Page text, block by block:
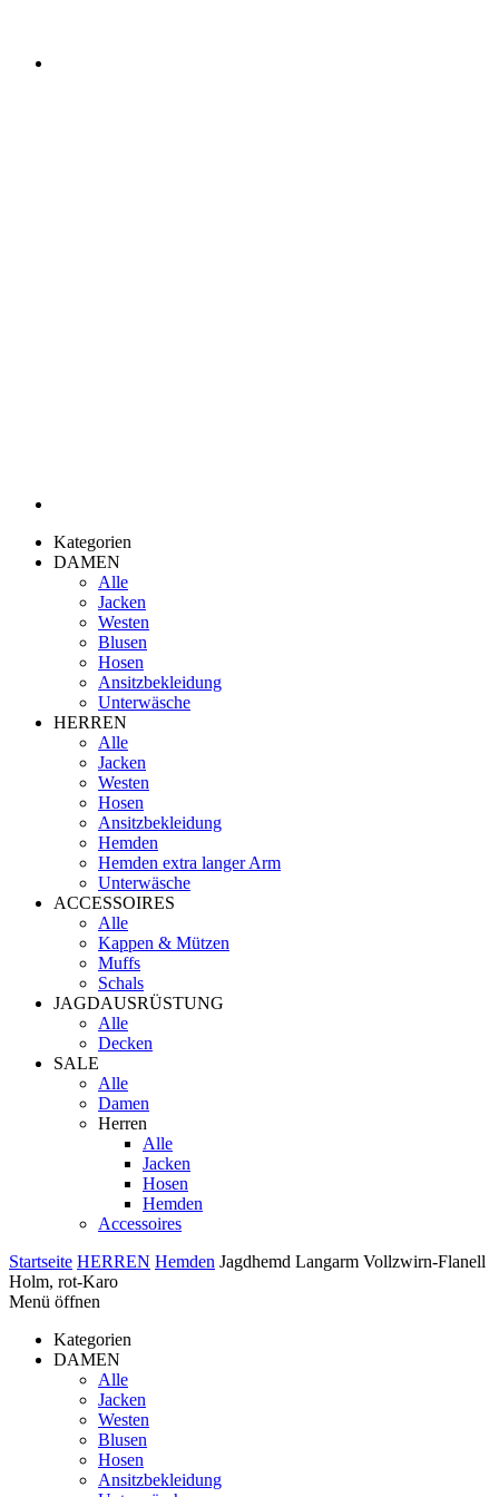
Kategorien
DAMEN
Alle
Jacken
Westen
Blusen
Hosen
Ansitzbekleidung
Unterwäsche
HERREN
Alle
Jacken
Westen
Hosen
Ansitzbekleidung
Hemden
Hemden extra langer Arm
Unterwäsche
ACCESSOIRES
Alle
Kappen & Mützen
Muffs
Schals
JAGDAUSRÜSTUNG
Alle
Decken
SALE
Alle
Damen
Herren
Alle
Jacken
Hosen
Hemden
Accessoires
Startseite HERREN Hemden Jagdhemd Langarm Vollzwirn-Flanell
Holm, rot-Karo
Menü öffnen
Kategorien
DAMEN
Alle
Jacken
Westen
Blusen
Hosen
Ansitzbekleidung